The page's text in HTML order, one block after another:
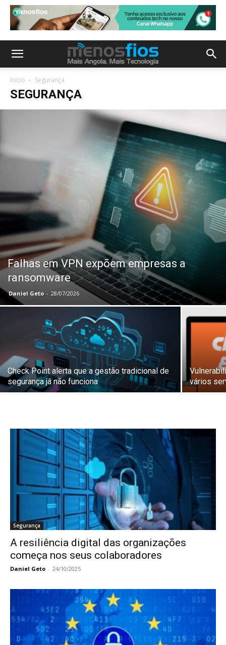
Início Segurança
SEGURANÇA
Falhas em VPN expõem empresas a
ransomware
Daniel Geto - 28/07/2026
Check Point alerta que a gestão tradicional de
segurança já não funciona
vários
Segurança
A resiliência digital das organizações
começa nos seus colaboradores
Daniel Geto - 24/10/2025